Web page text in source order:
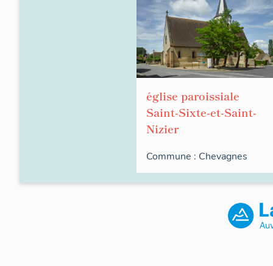
église paroissiale
Saint-Sixte-et-Saint-
Nizier
Commune : Chevagnes